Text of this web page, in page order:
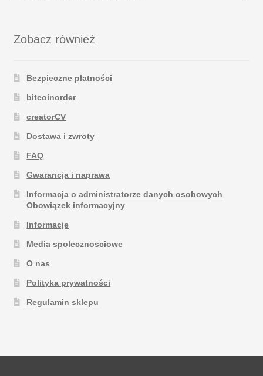
Zobacz również
Bezpieczne płatności
bitcoinorder
creatorCV
Dostawa i zwroty
FAQ
Gwarancja i naprawa
Informacja o administratorze danych osobowych
Obowiązek informacyjny
Informacje
Media spolecznosciowe
O nas
Polityka prywatności
Regulamin sklepu